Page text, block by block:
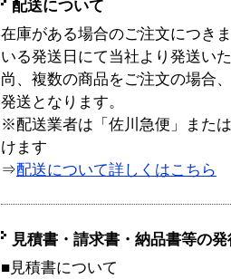
配送について
在庫がある場合のご注文につき
いる発送日にて当社より発送い
尚、複数の商品をご注文の場合
発送となります。
※配送業者は「佐川急便」また
けます
⇒配送について詳しくはこちら
見積書・請求書・納品書等の
■見積書について